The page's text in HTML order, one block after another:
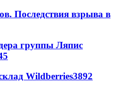
Последствия взрыва в
группы Ляпис
Wildberries3892